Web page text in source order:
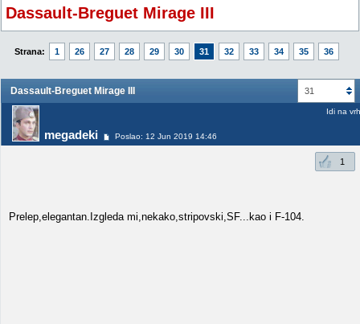
Dassault-Breguet Mirage III
Strana: 1 26 27 28 29 30 31 32 33 34 35 36
31
Dassault-Breguet Mirage III
megadeki Poslao: 12 Jun 2019 14:46
Idi na vrh
1
Prelep,elegantan.Izgleda mi,nekako,stripovski,SF...kao i F-104.